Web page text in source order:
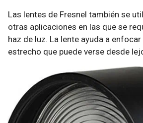
Las lentes de Fresnel también se
otras aplicaciones en las que se
haz de luz. La lente ayuda a enfocar
estrecho que puede verse desde